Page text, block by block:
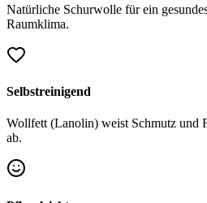
Natürliche Schurwolle für ein
Raumklima.
Selbstreinigend
Wollfett (Lanolin) weist Schmutz und
ab.